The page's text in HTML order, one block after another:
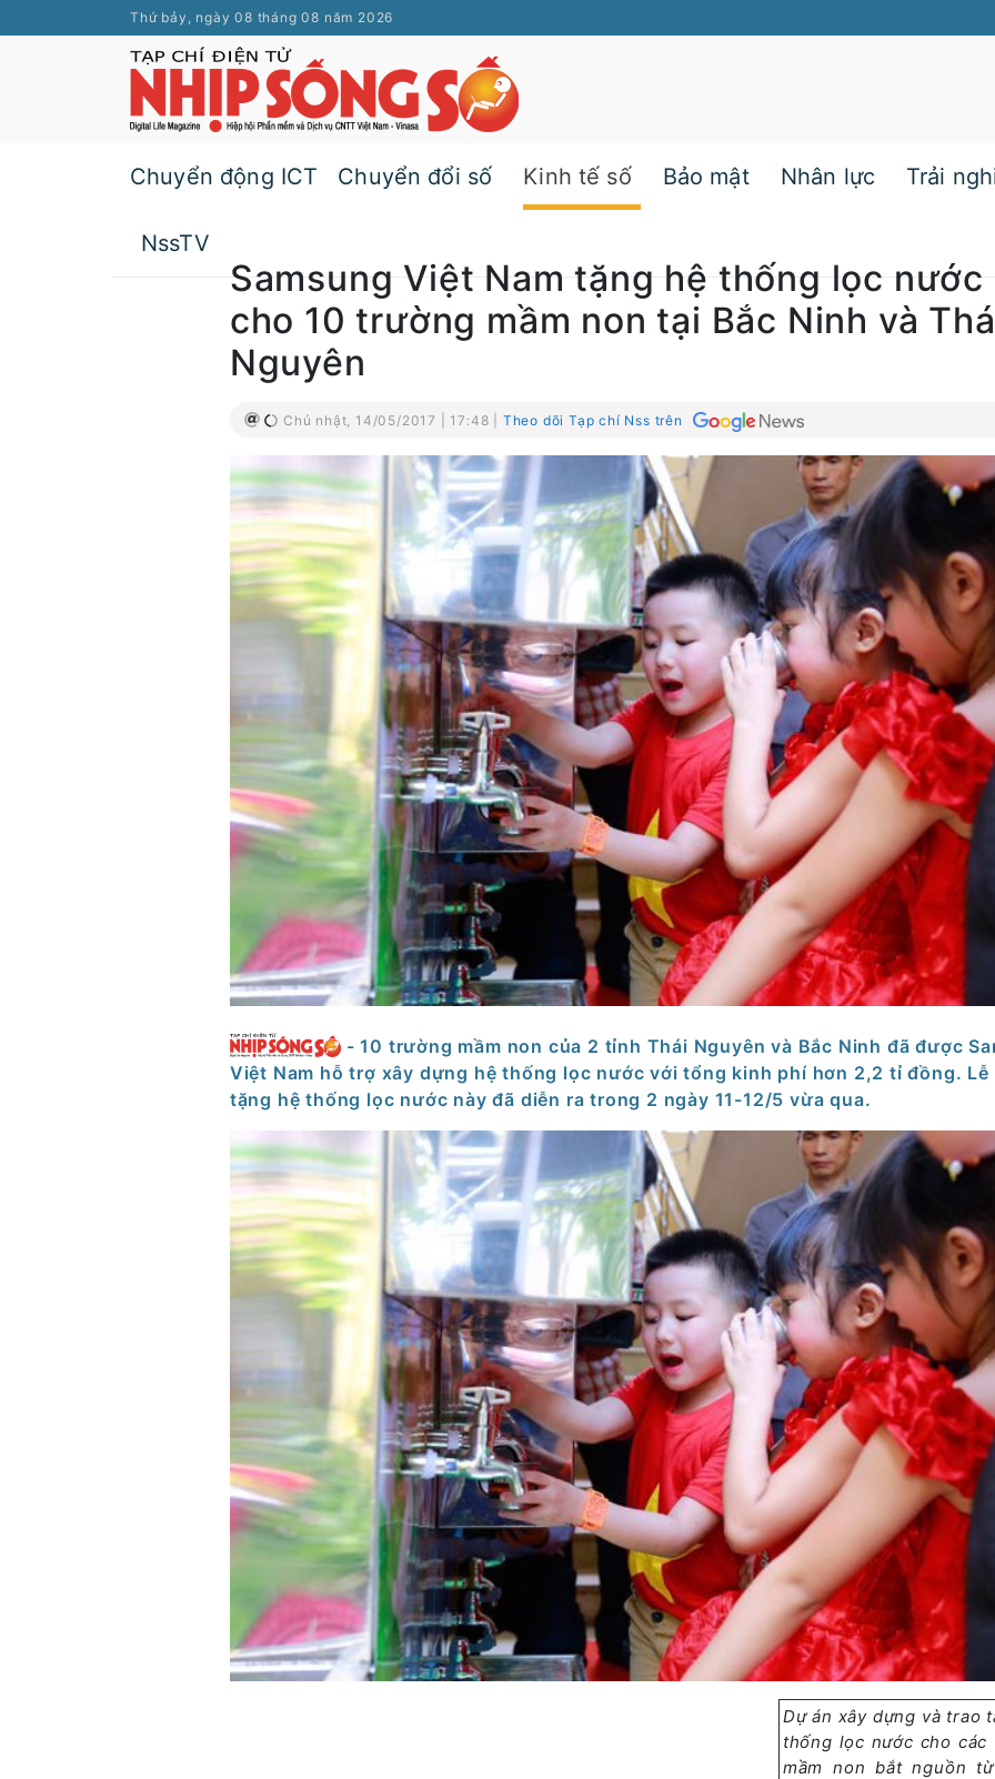
Thứ bảy, ngày 08 tháng 08 năm 2026
Chuyển động ICT Chuyển đổi số Kinh tế số Bảo mật Nhân lực Trải
NssTV
Samsung Việt Nam tặng hệ thống lọc nước
cho 10 trường mầm non tại Bắc Ninh và
Nguyên
Chủ nhật, 14/05/2017 | 17:48 | Theo dõi Tạp chí Nss trên
- 10 trường mầm non của 2 tỉnh Thái Nguyên và Bắc Ninh đã được
Việt Nam hỗ trợ xây dựng hệ thống lọc nước với tổng kinh phí hơn 2,2 tỉ đồng. Lễ
tặng hệ thống lọc nước này đã diễn ra trong 2 ngày 11-12/5 vừa qua.
Dự án xây dựng và trao
thống lọc nước cho các
mầm non bắt nguồn